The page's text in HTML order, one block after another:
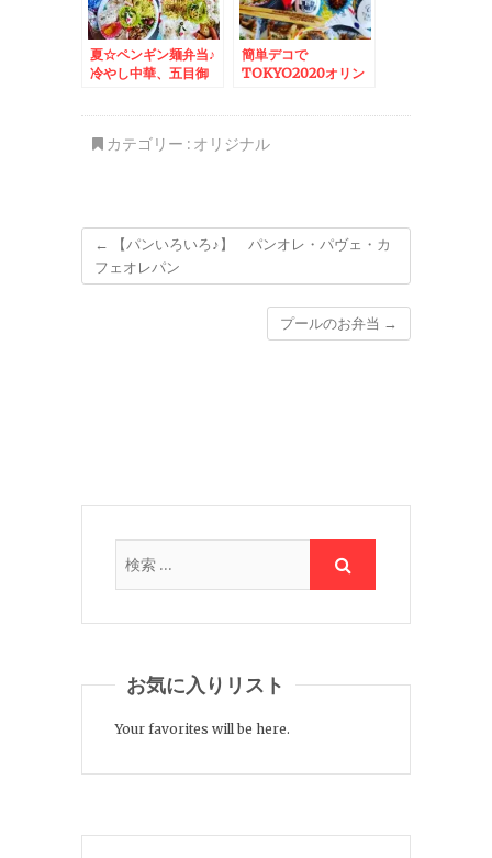
夏☆ペンギン麺弁当♪
冷やし中華、五目御
簡単デコで
TOKYO2020オリン
カテゴリー : オリジナル
←
【パンいろいろ♪】 パンオレ・パヴェ・カ
フェオレパン
プールのお弁当 →
お気に入りリスト
Your favorites will be here.